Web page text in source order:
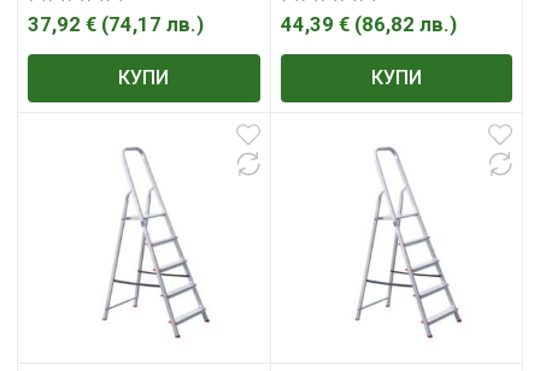
37,92 € (74,17 лв.)
КУПИ
44,39 € (86,82 лв.)
КУПИ